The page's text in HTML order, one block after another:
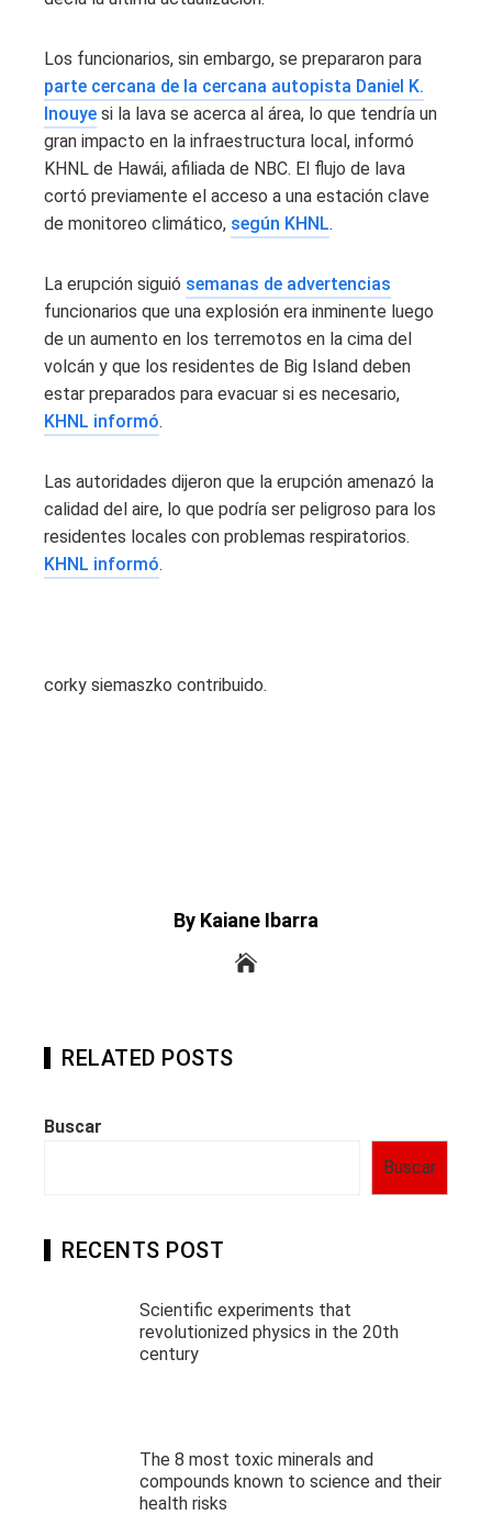
Los funcionarios, sin embargo, se prepararon para
parte cercana de la cercana autopista Daniel K.
Inouye si la lava se acerca al área, lo que tendría un
gran impacto en la infraestructura local, informó
KHNL de Hawái, afiliada de NBC. El flujo de lava
cortó previamente el acceso a una estación clave
de monitoreo climático, según KHNL.
La erupción siguió semanas de advertencias
funcionarios que una explosión era inminente luego
de un aumento en los terremotos en la cima del
volcán y que los residentes de Big Island deben
estar preparados para evacuar si es necesario,
KHNL informó.
Las autoridades dijeron que la erupción amenazó la
calidad del aire, lo que podría ser peligroso para los
residentes locales con problemas respiratorios.
KHNL informó.
corky siemaszko contribuido.
By Kaiane Ibarra
RELATED POSTS
Buscar
Buscar
RECENTS POST
Scientific experiments that
revolutionized physics in the 20th
century
The 8 most toxic minerals and
compounds known to science and their
health risks